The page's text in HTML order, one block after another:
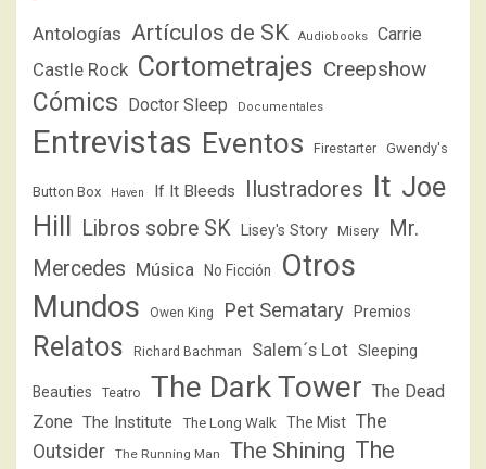
Antologías Artículos de SK Audiobooks Carrie
Castle Rock Cortometrajes Creepshow
Cómics Doctor Sleep Documentales
Entrevistas Eventos Firestarter Gwendy's
Button Box Haven If It Bleeds Ilustradores It Joe
Hill
Libros sobre SK Lisey's Story Misery
Mr.
Mercedes Música No Ficción
Otros
Mundos
Owen King Pet Sematary Premios
Relatos Richard Bachman Salem´s Lot Sleeping
Beauties Teatro The Dark Tower The Dead
Zone The Institute The Long Walk The Mist The
Outsider
The Running Man The Shining The